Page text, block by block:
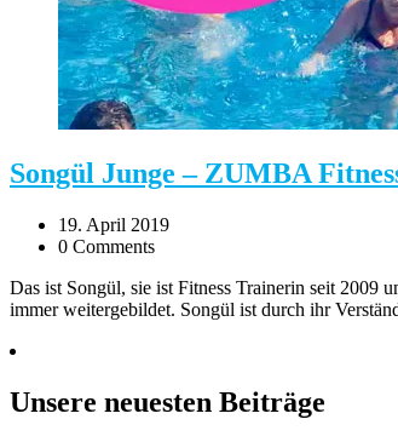
Songül Junge – ZUMBA
19. April 2019
0 Comments
Das ist Songül, sie ist Fitness Trainerin seit 2009
immer weitergebildet. Songül ist durch ihr
Unsere neuesten Beiträge